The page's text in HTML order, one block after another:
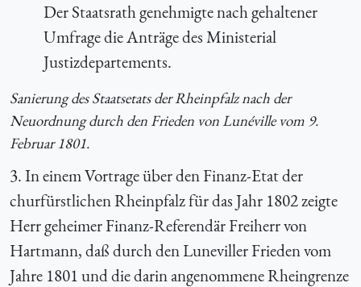
Der Staatsrath genehmigte nach gehaltener
Umfrage die Anträge des Ministerial
Justizdepartements.
Sanierung des Staatsetats der Rheinpfalz nach der
Neuordnung durch den Frieden von Lunéville vom 9.
Februar 1801.
3. In einem Vortrage über den Finanz-Etat der
churfürstlichen Rheinpfalz für das Jahr 1802 zeigte
Herr geheimer Finanz-Referendär Freiherr von
Hartmann, daß durch den Luneviller Frieden vom
Jahre 1801 und die darin angenommene Rheingrenze